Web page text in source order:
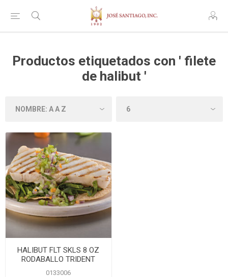
Productos etiquetados con ' filete
de halibut '
HALIBUT FLT SKLS 8 OZ
RODABALLO TRIDENT
0133006